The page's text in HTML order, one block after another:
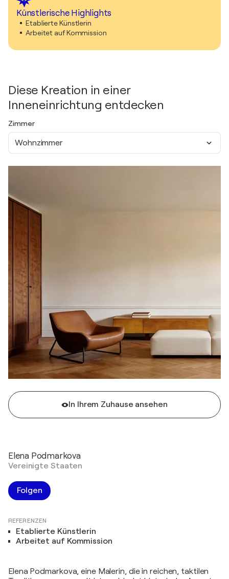
Künstlerische Highlights
Etablierte Künstlerin
Arbeitet auf Kommission
Diese Kreation in einer
Inneneinrichtung entdecken
Zimmer
Wohnzimmer
In Ihrem Zuhause ansehen
Elena Podmarkova
Vereinigte Staaten
Folgen
REFERENZEN
Etablierte Künstlerin
Arbeitet auf Kommission
Elena Podmarkova, eine Malerin, die in reichen, taktilen